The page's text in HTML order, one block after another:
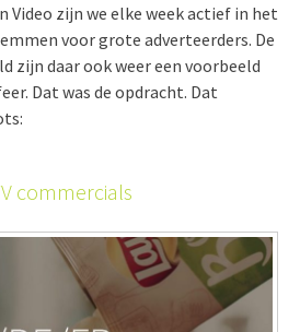
Video zijn we elke week actief in het
voor grote adverteerders. De
zijn daar ook weer een voorbeeld
Dat was de opdracht. Dat
commercials